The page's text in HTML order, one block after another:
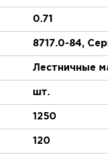
0.71
8717.0-84,
Лестничные
шт.
1250
120